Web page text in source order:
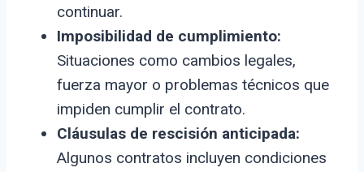
continuar.
Imposibilidad de cumplimiento:
Situaciones como cambios legales,
fuerza mayor o problemas técnicos que
impiden cumplir el contrato.
Cláusulas de rescisión anticipada:
Algunos contratos incluyen condiciones